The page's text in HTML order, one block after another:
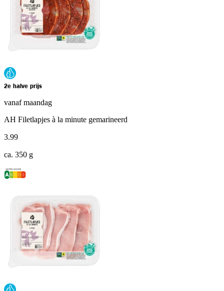
2e halve prijs
vanaf maandag
AH Filetlapjes à la minute gemarineerd
3.99
ca. 350 g